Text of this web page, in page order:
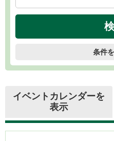
条件
イベントカレンダーを
表示